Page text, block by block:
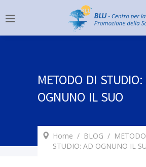
METODO DI
OGNUNO IL SUO
Home / BLOG /
STUDIO: AD OGNUNO IL